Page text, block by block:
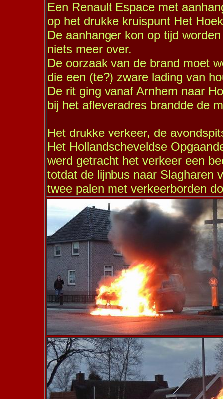
Een Renault Espace met
op het drukke kruispunt Het
De aanhanger kon op tijd
niets meer over.
De oorzaak van de brand moet
die een (te?) zware lading van
De rit ging vanaf Arnhem naar
bij het afleveradres brandde de
Het drukke verkeer, de
Het Hollandscheveldse
werd getracht het verkeer een
totdat de lijnbus naar Slagharen
twee palen met verkeerborden